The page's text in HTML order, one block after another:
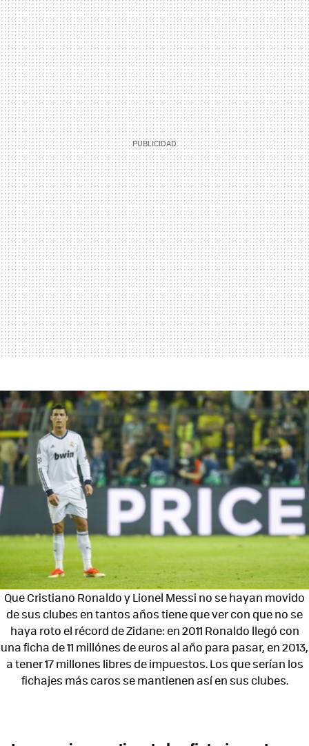
Que Cristiano Ronaldo y Lionel Messi no se hayan movido
de sus clubes en tantos años tiene que ver con que no se
haya roto el récord de Zidane: en 2011 Ronaldo llegó con
una ficha de 11 millónes de euros al año para pasar, en 2013,
a tener 17 millones libres de impuestos. Los que serían los
fichajes más caros se mantienen así en sus clubes.